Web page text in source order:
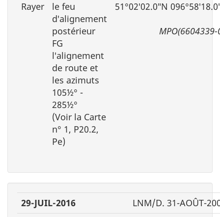
Rayer
le feu
d′alignement
postérieur
FG
l′alignement
de route et
les azimuts
105½° -
285½°
(Voir la Carte
n° 1, P20.2,
Pe)
51°02′02.0″N
MPO(6604339-
29-JUIL-2016
LNM/D. 31-AOÛT-